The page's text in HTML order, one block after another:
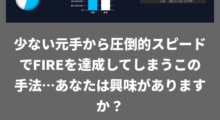
少ない元手から圧倒的スピード
でFIREを達成してしまうこの
手法…あなたは興味があります
か？